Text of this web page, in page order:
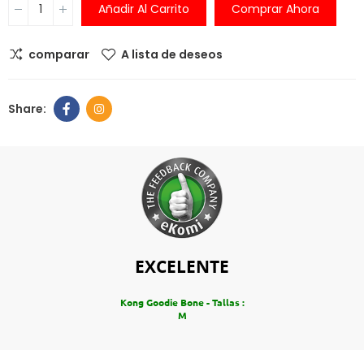
Añadir Al Carrito Comprar Ahora
comparar A lista de deseos
EXCELENTE
Kong Goodie Bone - Tallas :
M